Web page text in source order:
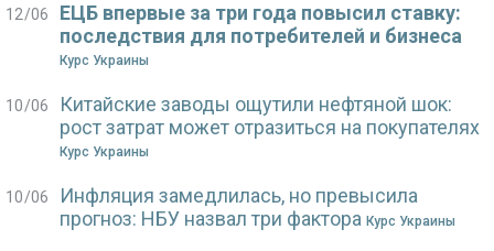
12/06
ЕЦБ впервые за три года повысил ставку:
последствия для потребителей и бизнеса
Курс Украины
10/06
Китайские заводы ощутили нефтяной шок:
рост затрат может отразиться на покупателях
Курс Украины
10/06
Инфляция замедлилась, но превысила
прогноз: НБУ назвал три фактора Курс Украины